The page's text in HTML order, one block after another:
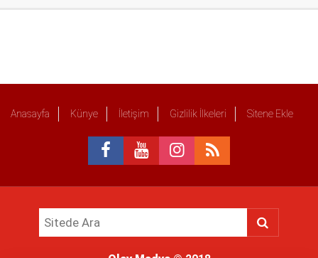
Anasayfa Künye İletişim Gizlilik İlkeleri Sitene Ekle